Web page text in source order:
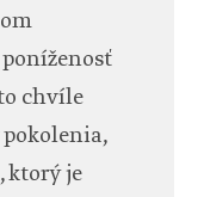
chvíle
ktorý je